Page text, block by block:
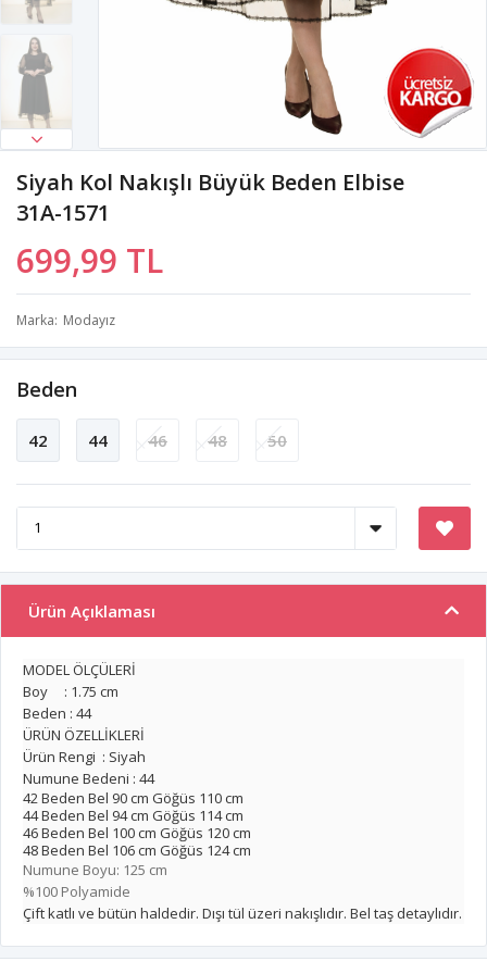
Siyah Kol Nakışlı Büyük Beden Elbise
31A-1571
699,99 TL
Marka Modayız
Beden
42 44 46 48 50
Ürün Açıklaması
MODEL ÖLÇÜLERİ
Boy : 1.75 cm
Beden : 44
ÜRÜN ÖZELLİKLERİ
Ürün Rengi : Siyah
Numune Bedeni : 44
42 Beden Bel 90 cm Göğüs 110 cm
44 Beden Bel 94 cm Göğüs 114 cm
46 Beden Bel 100 cm Göğüs 120 cm
48 Beden Bel 106 cm Göğüs 124 cm
Numune Boyu: 125 cm
%100 Polyamide
Çift katlı ve bütün haldedir. Dışı tül üzeri nakışlıdır. Bel taş detaylıdır.